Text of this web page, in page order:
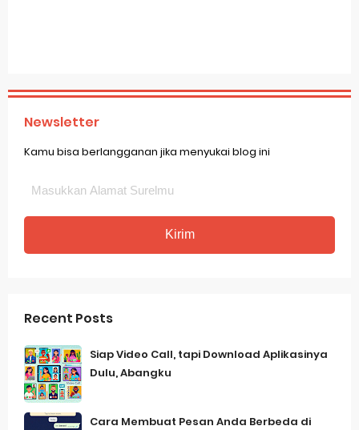
Newsletter
Kamu bisa berlangganan jika menyukai blog ini
Recent Posts
Siap Video Call, tapi Download Aplikasinya
Dulu, Abangku
Cara Membuat Pesan Anda Berbeda di